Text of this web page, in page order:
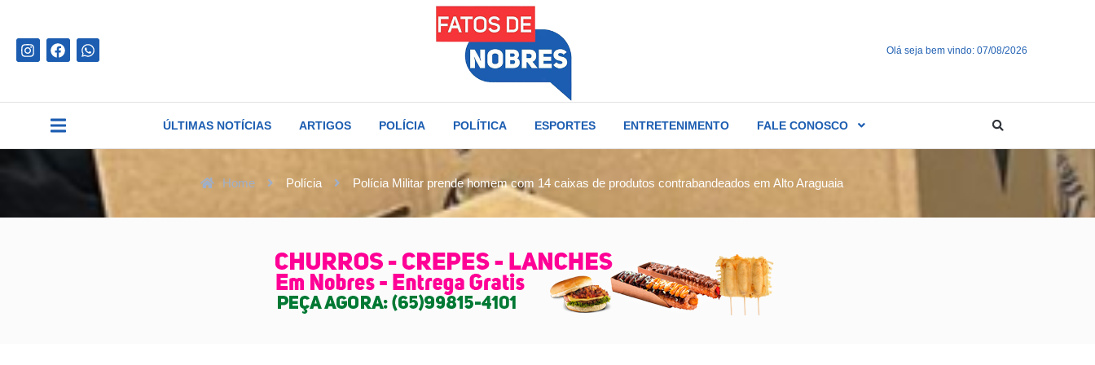
Olá seja bem vindo: 07/08/2026
ÚLTIMAS NOTÍCIAS ARTIGOS POLÍCIA POLÍTICA ESPORTES ENTRETENIMENTO FALE CONOSCO
Home Polícia Polícia Militar prende homem com 14 caixas de produtos contrabandeados em Alto Araguaia